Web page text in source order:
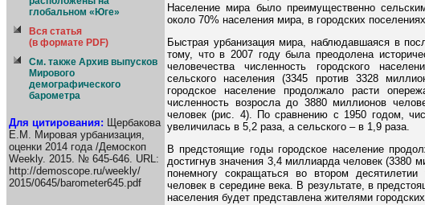
глобальном «Юге»
Вся статья
(в формате PDF)
См. также Архив выпусков
Мирового
демографического
барометра
Для цитирования: Щербакова
Е.М. Мировая урбанизация,
оценки 2014 года /Демоскоп
Weekly. 2015. № 645-646. URL:
http://demoscope.ru/weekly/
2015/0645/barometer645.pdf
Население мира было преимущественно
около 70% населения мира, в городских
Быстрая урбанизация мира, наблюдавшаяся в
тому, что в 2007 году была преодолена
человечества численность городского
сельского населения (3345 против 3328
городское население продолжало расти
численность возросла до 3880 миллионов
человек (рис. 4). По сравнению с 1950 годом,
увеличилась в 5,2 раза, а сельского – в 1,9 раза.
В предстоящие годы городское население
достигнув значения 3,4 миллиарда человек (3380
понемногу сокращаться во втором
человек в середине века. В результате, в
населения будет представлена жителями